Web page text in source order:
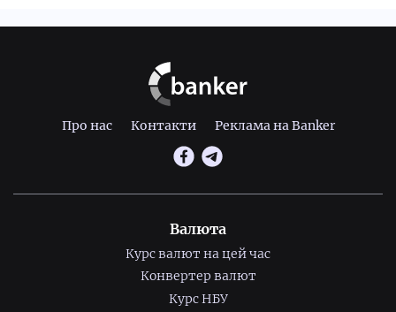
Про нас Контакти Реклама на Banker
Валюта
Курс валют на цей час
Конвертер валют
Курс НБУ